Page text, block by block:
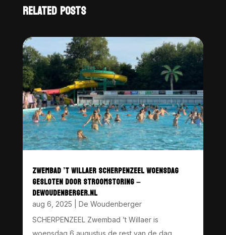
RELATED POSTS
ZWEMBAD ’T WILLAER SCHERPENZEEL WOENSDAG
GESLOTEN DOOR STROOMSTORING –
DEWOUDENBERGER.NL
aug 6, 2025
De Woudenberger
SCHERPENZEEL Zwembad ’t Willaer is
woensdag 6 augustus de rest van de dag